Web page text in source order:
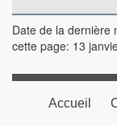
Date de la dernière
cette page: 13
Accueil